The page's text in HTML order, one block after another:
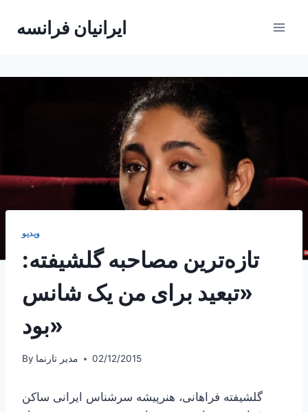
ایرانیان فرانسه
ویدیو
تازه‌ترین مصاحبه گلشیفته:
«تبعید برای من یک شانس
بود»
By مدیر تارنما 02/12/2015
گلشیفته فراهانی، هنرپیشه سرشناس ایرانی ساکن